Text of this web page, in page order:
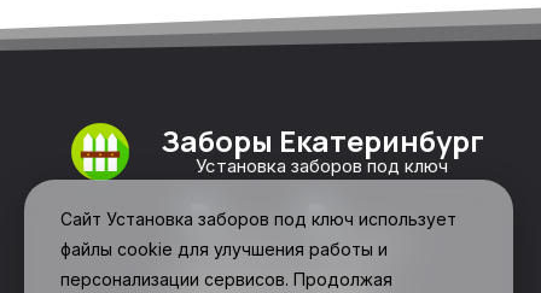
Заборы Екатеринбург
Установка заборов под ключ
Сайт Установка заборов под ключ использует
файлы cookie для улучшения работы и
персонализации сервисов. Продолжая